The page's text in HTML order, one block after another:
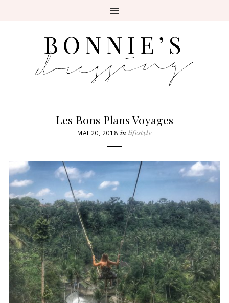
Les Bons Plans Voyages
MAI 20, 2018 in lifestyle